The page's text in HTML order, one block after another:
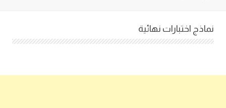
نماذج اختبارات نهائية